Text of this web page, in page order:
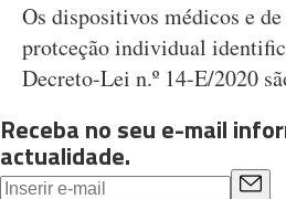
Os dispositivos médicos e
protceção individual
Decreto-Lei n.º 14-E/2020
Receba no seu e-mail
actualidade.